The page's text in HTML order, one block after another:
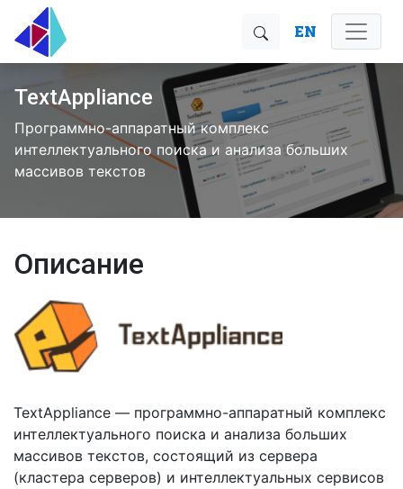
EN
TextAppliance
Программно-аппаратный комплекс
интеллектуального поиска и анализа больших
массивов текстов
Описание
TextAppliance — программно-аппаратный комплекс
интеллектуального поиска и анализа больших
массивов текстов, состоящий из сервера
(кластера серверов) и интеллектуальных сервисов